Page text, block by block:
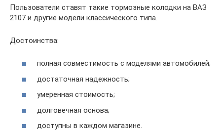
Пользователи ставят такие тормозные колодки на ВАЗ
2107 и другие модели классического типа.
Достоинства:
полная совместимость с моделями автомобилей;
достаточная надежность;
умеренная стоимость;
долговечная основа;
доступны в каждом магазине.